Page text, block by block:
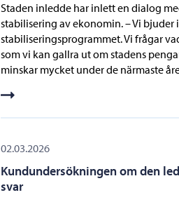
Staden inledde har inlett en dialog
stabilisering av ekonomin. – Vi
stabiliseringsprogrammet. Vi frågar
som vi kan gallra ut om stadens
minskar mycket under de närmaste
02.03.2026
Kundundersökningen om den
svar